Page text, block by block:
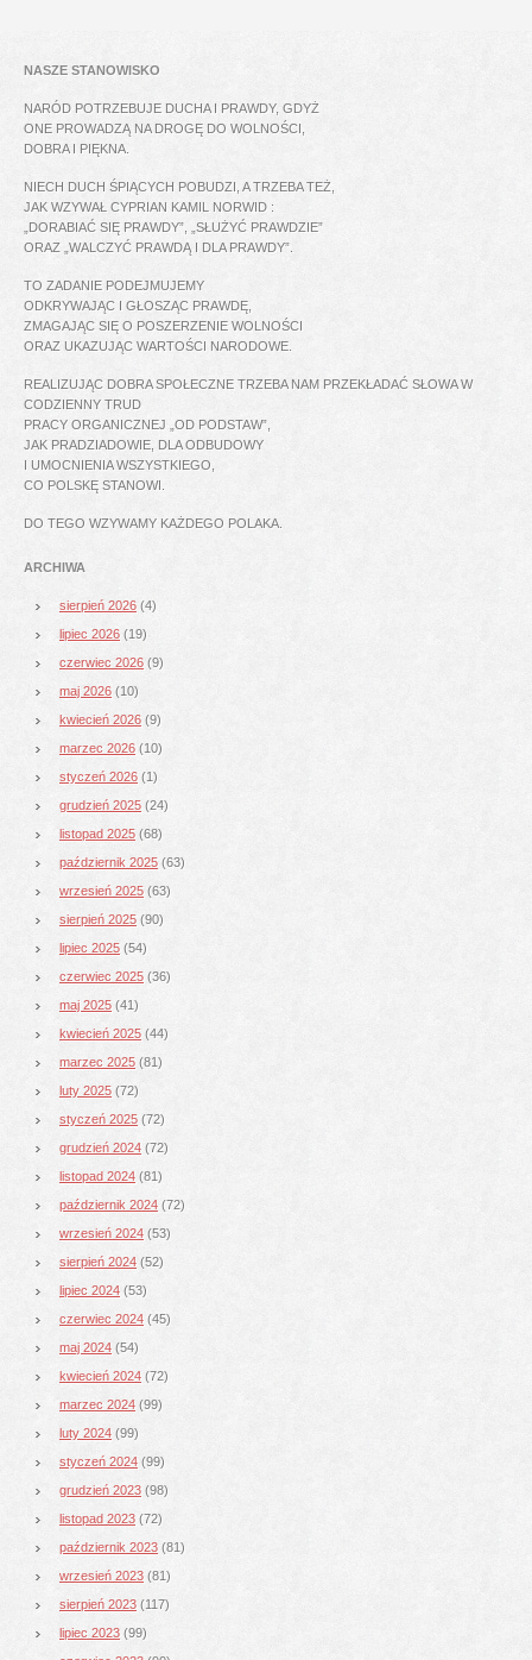
NASZE STANOWISKO
NARÓD POTRZEBUJE DUCHA I PRAWDY, GDYŻ
ONE PROWADZĄ NA DROGĘ DO WOLNOŚCI,
DOBRA I PIĘKNA.
NIECH DUCH ŚPIĄCYCH POBUDZI, A TRZEBA TEŻ,
JAK WZYWAŁ CYPRIAN KAMIL NORWID :
„DORABIAĆ SIĘ PRAWDY”, „SŁUŻYĆ PRAWDZIE”
ORAZ „WALCZYĆ PRAWDĄ I DLA PRAWDY”.
TO ZADANIE PODEJMUJEMY
ODKRYWAJĄC I GŁOSZĄC PRAWDĘ,
ZMAGAJĄC SIĘ O POSZERZENIE WOLNOŚCI
ORAZ UKAZUJĄC WARTOŚCI NARODOWE.
REALIZUJĄC DOBRA SPOŁECZNE TRZEBA NAM PRZEKŁADAĆ SŁOWA W
CODZIENNY TRUD
PRACY ORGANICZNEJ „OD PODSTAW”,
JAK PRADZIADOWIE, DLA ODBUDOWY
I UMOCNIENIA WSZYSTKIEGO,
CO POLSKĘ STANOWI.
DO TEGO WZYWAMY KAŻDEGO POLAKA.
ARCHIWA
sierpień 2026 (4)
lipiec 2026 (19)
czerwiec 2026 (9)
maj 2026 (10)
kwiecień 2026 (9)
marzec 2026 (10)
styczeń 2026 (1)
grudzień 2025 (24)
listopad 2025 (68)
październik 2025 (63)
wrzesień 2025 (63)
sierpień 2025 (90)
lipiec 2025 (54)
czerwiec 2025 (36)
maj 2025 (41)
kwiecień 2025 (44)
marzec 2025 (81)
luty 2025 (72)
styczeń 2025 (72)
grudzień 2024 (72)
listopad 2024 (81)
październik 2024 (72)
wrzesień 2024 (53)
sierpień 2024 (52)
lipiec 2024 (53)
czerwiec 2024 (45)
maj 2024 (54)
kwiecień 2024 (72)
marzec 2024 (99)
luty 2024 (99)
styczeń 2024 (99)
grudzień 2023 (98)
listopad 2023 (72)
październik 2023 (81)
wrzesień 2023 (81)
sierpień 2023 (117)
lipiec 2023 (99)